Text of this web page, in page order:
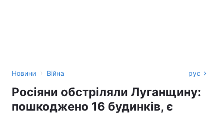
Новини › Війна рус
Росіяни обстріляли Луганщину:
пошкоджено 16 будинків, є